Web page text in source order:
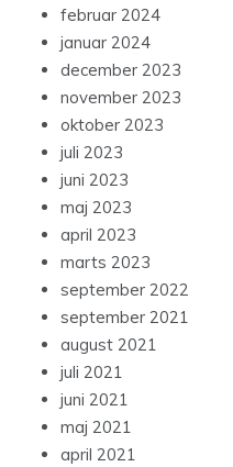
februar 2024
januar 2024
december 2023
november 2023
oktober 2023
juli 2023
juni 2023
maj 2023
april 2023
marts 2023
september 2022
september 2021
august 2021
juli 2021
juni 2021
maj 2021
april 2021